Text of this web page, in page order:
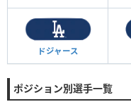
ドジャース
ポジション別選手一覧